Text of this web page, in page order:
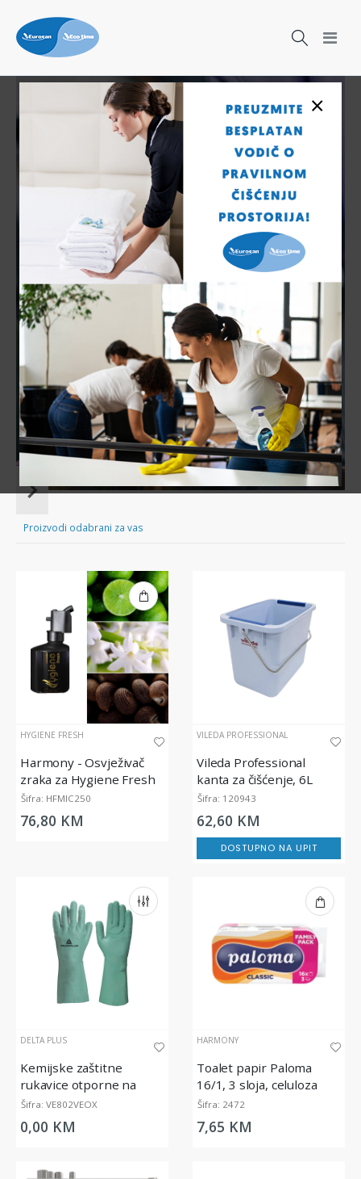
×
Čišćenje nikad nije bilo lakše!
Sve za čišćenje tvog doma nadohvat ruke!
Item
ofProizvodi odabrani za vas
HYGIENE FRESH
Harmony - Osvježivač
zraka za Hygiene Fresh
Micro Diffuser, 200 ml
Šifra: HFMIC250
76,80 KM
VILEDA PROFESSIONAL
Vileda Professional
kanta za čišćenje, 6L
Šifra: 120943
62,60 KM
DOSTUPNO NA UPIT
DELTA PLUS
Kemijske zaštitne
rukavice otporne na
pesticide i viruse, VE802
Šifra: VE802VEOX
0,00 KM
HARMONY
Toalet papir Paloma
16/1, 3 sloja, celuloza
Šifra: 2472
7,65 KM